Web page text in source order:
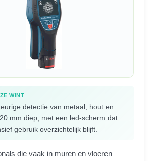
WINT
detectie van metaal, hout en
mm diep, met een led-scherm dat
gebruik overzichtelijk blijft.
die vaak in muren en vloeren